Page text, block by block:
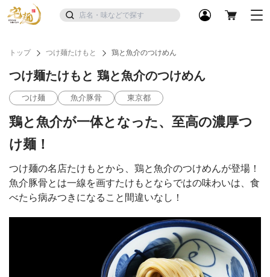
トップ つけ麺たけもと 鶏と魚介のつけめん
つけ麺たけもと 鶏と魚介のつけめん
つけ麺 魚介豚骨 東京都
鶏と魚介が一体となった、至高の濃厚つ
け麺！
つけ麺の名店たけもとから、鶏と魚介のつけめんが登場！
魚介豚骨とは一線を画すたけもとならではの味わいは、食
べたら病みつきになること間違いなし！